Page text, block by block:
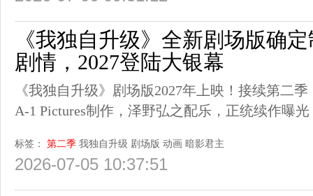
《我独自升级》全新剧场版确
剧情，2027登陆大银幕
《我独自升级》剧场版2027年上映！接续第二
A-1 Pictures制作，泽野弘之配乐，正统续作曝光
标签： 第二季 我独自升级 剧场版 动画 暗影君主
2026-07-05 10:37:51